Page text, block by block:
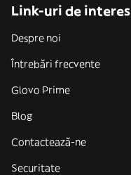
Link-uri de interes
Despre noi
Întrebări frecvente
Glovo Prime
Blog
Contactează-ne
Securitate